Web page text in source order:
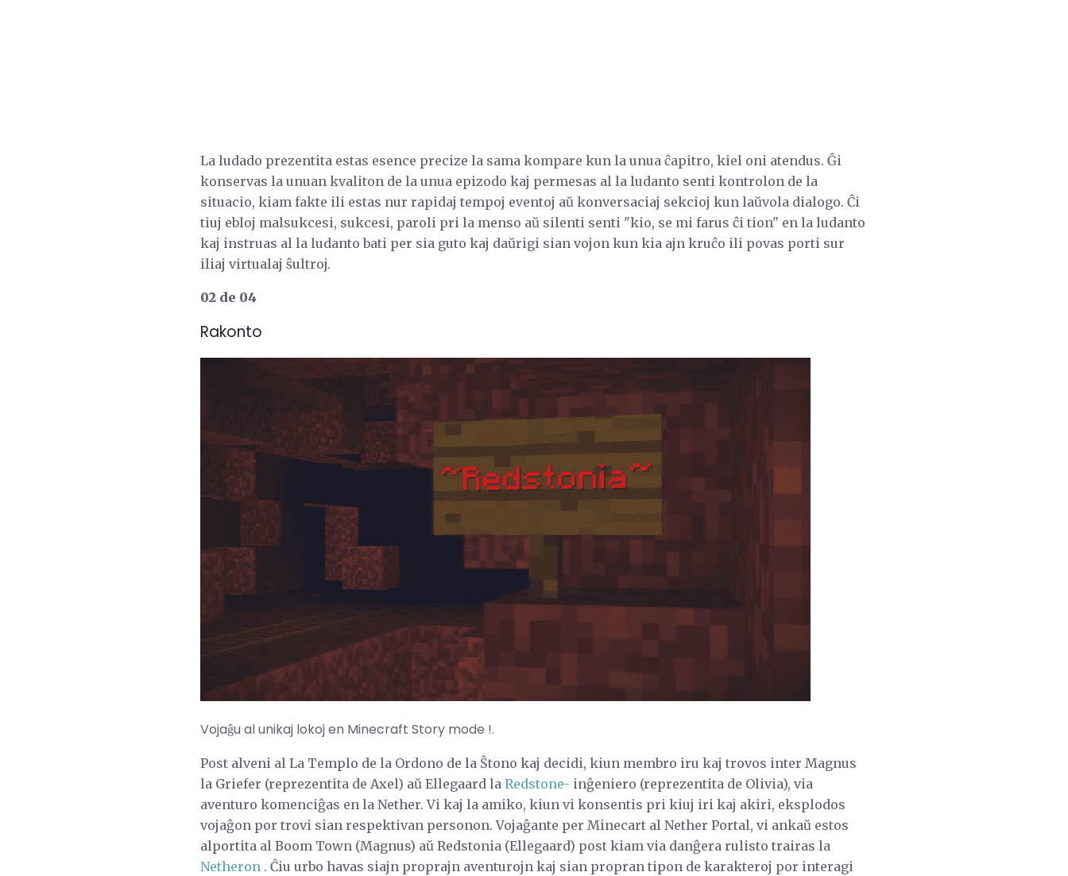
La ludado prezentita estas esence precize la sama kompare kun la unua ĉapitro, kiel oni atendus. Ĝi
konservas la unuan kvaliton de la unua epizodo kaj permesas al la ludanto senti kontrolon de la
situacio, kiam fakte ili estas nur rapidaj tempoj eventoj aŭ konversaciaj sekcioj kun laŭvola dialogo. Ĉi
tiuj ebloj malsukcesi, sukcesi, paroli pri la menso aŭ silenti senti "kio, se mi farus ĉi tion" en la ludanto
kaj instruas al la ludanto bati per sia guto kaj daŭrigi sian vojon kun kia ajn kruĉo ili povas porti sur
iliaj virtualaj ŝultroj.
02 de 04
Rakonto
Vojaĝu al unikaj lokoj en Minecraft Story mode !.
Post alveni al La Templo de la Ordono de la Ŝtono kaj decidi, kiun membro iru kaj trovos inter Magnus
la Griefer (reprezentita de Axel) aŭ Ellegaard la Redstone- inĝeniero (reprezentita de Olivia), via
aventuro komenciĝas en la Nether. Vi kaj la amiko, kiun vi konsentis pri kiuj iri kaj akiri, eksplodos
vojaĝon por trovi sian respektivan personon. Vojaĝante per Minecart al Nether Portal, vi ankaŭ estos
alportita al Boom Town (Magnus) aŭ Redstonia (Ellegaard) post kiam via danĝera rulisto trairas la
Netheron . Ĉiu urbo havas siajn proprajn aventurojn kaj sian propran tipon de karakteroj por interagi